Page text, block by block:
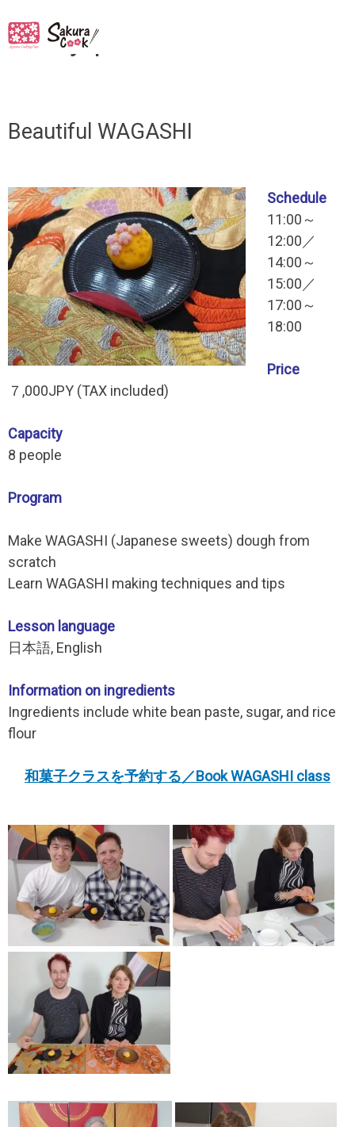
タグ:japanesesweets
Beautiful WAGASHI
Schedule
11:00～
12:00／
14:00～
15:00／
17:00～
18:00
Price
７,000JPY (TAX included)
Capacity
8 people
Program
Make WAGASHI (Japanese sweets) dough from
scratch
Learn WAGASHI making techniques and tips
Lesson language
日本語, English
Information on ingredients
Ingredients include white bean paste, sugar, and rice
flour
和菓子クラスを予約する／Book WAGASHI class